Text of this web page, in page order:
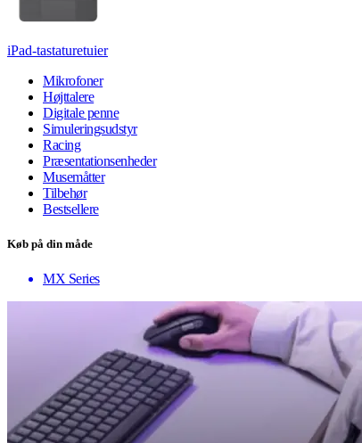
iPad-tastaturetuier
Mikrofoner
Højttalere
Digitale penne
Simuleringsudstyr
Racing
Præsentationsenheder
Musemåtter
Tilbehør
Bestsellere
Køb på din måde
MX Series